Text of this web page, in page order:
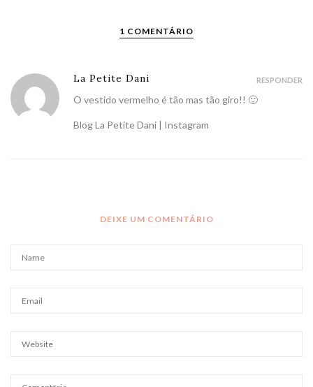
1 COMENTÁRIO
La Petite Dani
O vestido vermelho é tão mas tão giro!! 🙂
Blog La Petite Dani | Instagram
RESPONDER
DEIXE UM COMENTÁRIO